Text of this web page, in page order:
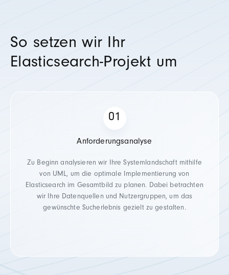
So setzen wir Ihr
Elasticsearch-Projekt um
Anforderungsanalyse
Zu Beginn analysieren wir Ihre Systemlandschaft mithilfe
von UML, um die optimale Implementierung von
Elasticsearch im Gesamtbild zu planen. Dabei betrachten
wir Ihre Datenquellen und Nutzergruppen, um das
gewünschte Sucherlebnis gezielt zu gestalten.